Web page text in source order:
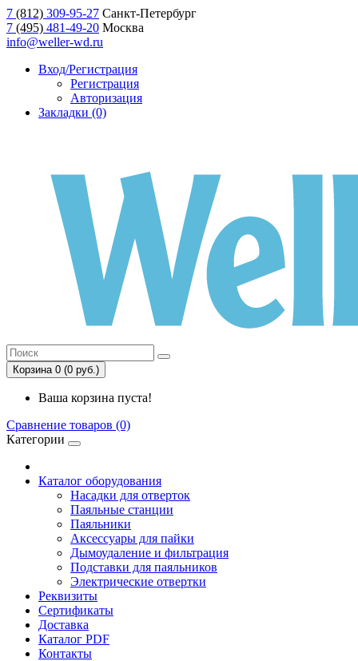
7 (812) 309-95-27 Санкт-Петербург
7 (495) 481-49-20 Москва
info@weller-wd.ru
Вход/Регистрация
Регистрация
Авторизация
Закладки (0)
Корзина 0 (0 руб.)
Ваша корзина пуста!
Сравнение товаров (0)
Категории
Каталог оборудования
Насадки для отверток
Паяльные станции
Паяльники
Аксессуары для пайки
Дымоудаление и фильтрация
Подставки для паяльников
Электрические отвертки
Реквизиты
Сертификаты
Доставка
Каталог PDF
Контакты